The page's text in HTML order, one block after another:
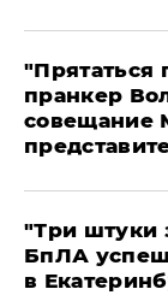
"Прятаться
пранкер
совещание
"Три штуки
БпЛА
в